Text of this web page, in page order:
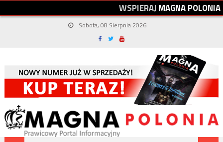
WSPIERAJMAGNAPOLONIA
Sobota, 08 Sierpnia 2026